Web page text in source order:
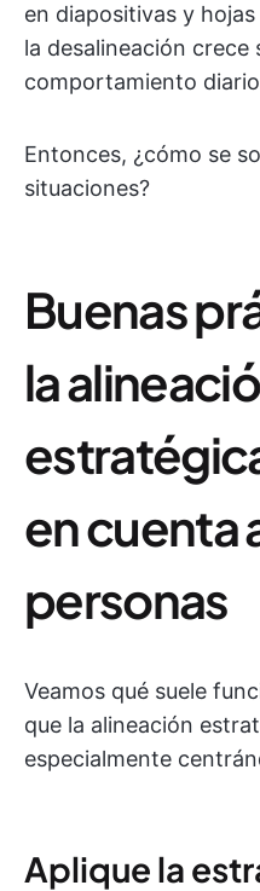
en diapositivas y
la desalineación crece
comportamiento
Entonces, ¿cómo se
situaciones?
Buenas
la
en cuenta
personas
Veamos qué suele
que la alineación
especialmente
Aplique la